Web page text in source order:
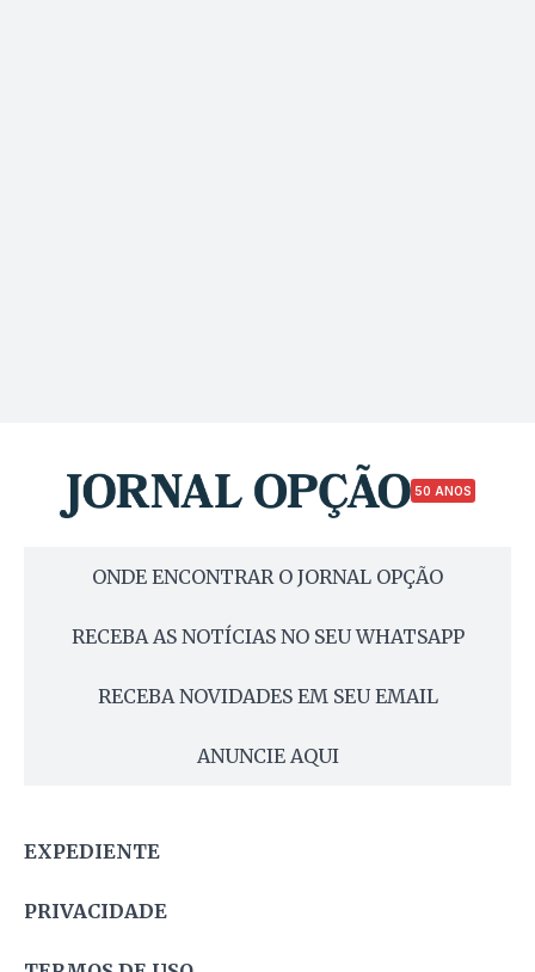
50 ANOS
ONDE ENCONTRAR O JORNAL OPÇÃO
RECEBA AS NOTÍCIAS NO SEU WHATSAPP
RECEBA NOVIDADES EM SEU EMAIL
ANUNCIE AQUI
EXPEDIENTE
PRIVACIDADE